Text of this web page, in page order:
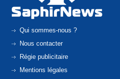
Qui sommes-nous ?
Nous contacter
Régie publicitaire
Mentions légales